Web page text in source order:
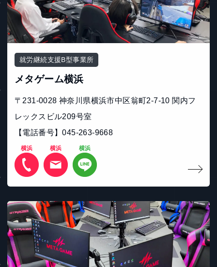
就労継続支援B型事業所
メタゲーム横浜
〒231-0028 神奈川県横浜市中区翁町2-7-10 関内フ
レックスビル209号室
【電話番号】045-263-9668
横浜 横浜 横浜